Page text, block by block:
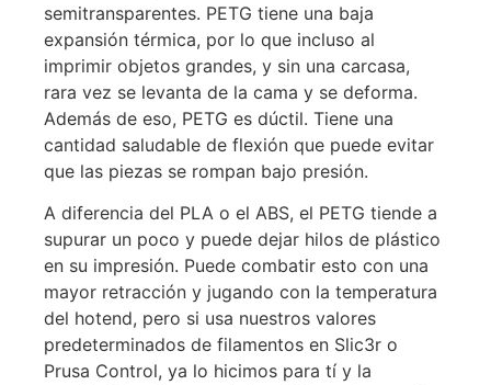
semitransparentes. PETG tiene una baja
expansión térmica, por lo que incluso al
imprimir objetos grandes, y sin una carcasa,
rara vez se levanta de la cama y se deforma.
Además de eso, PETG es dúctil. Tiene una
cantidad saludable de flexión que puede evitar
que las piezas se rompan bajo presión.
A diferencia del PLA o el ABS, el PETG tiende a
supurar un poco y puede dejar hilos de plástico
en su impresión. Puede combatir esto con una
mayor retracción y jugando con la temperatura
del hotend, pero si usa nuestros valores
predeterminados de filamentos en Slic3r o
Prusa Control, ya lo hicimos para tí y la